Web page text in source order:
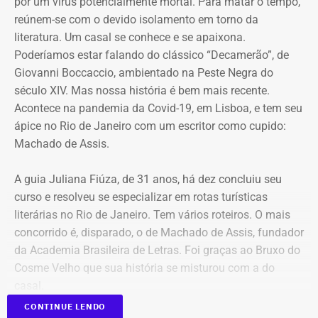
O caso tramita no âmbito do chamado Inquérito das Fake
News. Em abril, a Polícia Federal cumpriu mandados de
busca e apreensão em endereços ligados ao empresário,
que se apresentou às autoridades após a emissão de
uma ordem de prisão preventiva expedida por Moraes.
A medida de prisão, à época, ocorreu mesmo com parecer
contrário da Procuradoria-Geral da República (PGR), que
a custódia cautelar de Marcelo Conde naquele momento.
Com informações do portal “Metrópoles”.
reúnem-se com o devido isolamento em torno da
literatura. Um casal se conhece e se apaixona.
Poderíamos estar falando do clássico “Decamerão”, de
Giovanni Boccaccio, ambientado na Peste Negra do
século XIV. Mas nossa história é bem mais recente.
Acontece na pandemia da Covid-19, em Lisboa, e tem seu
ápice no Rio de Janeiro com um escritor como cupido:
Machado de Assis.
A guia Juliana Fiúza, de 31 anos, há dez concluiu seu
curso e resolveu se especializar em rotas turísticas
literárias no Rio de Janeiro. Tem vários roteiros. O mais
concorrido é, disparado, o de Machado de Assis, fundador
da Academia Brasileira de Letras. Foi graças ao Bruxo do
Cosme Velho que sua história se misturou com a do
CONTINUE LENDO